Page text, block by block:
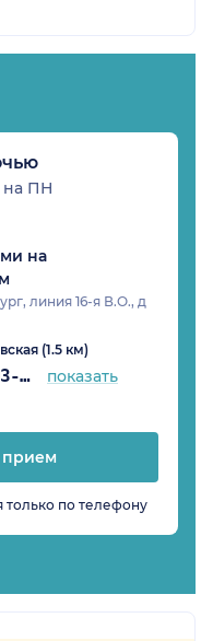
на ПН
на
линия 16-я В.О., д
(1.5 км)
+7 (812) 603-51-65 показать
прием
только по телефону